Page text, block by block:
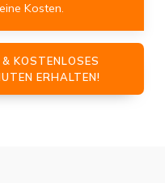
Kosten.
KOSTENLOSES
ERHALTEN!